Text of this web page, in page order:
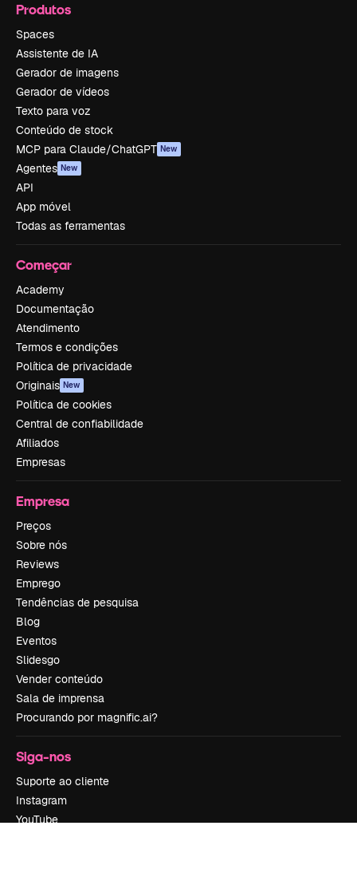
Produtos
Spaces
Assistente de IA
Gerador de imagens
Gerador de vídeos
Texto para voz
Conteúdo de stock
MCP para Claude/ChatGPT New
Agentes New
API
App móvel
Todas as ferramentas
Começar
Academy
Documentação
Atendimento
Termos e condições
Política de privacidade
Originais New
Política de cookies
Central de confiabilidade
Afiliados
Empresas
Empresa
Preços
Sobre nós
Reviews
Emprego
Tendências de pesquisa
Blog
Eventos
Slidesgo
Vender conteúdo
Sala de imprensa
Procurando por magnific.ai?
Siga-nos
Suporte ao cliente
Instagram
YouTube